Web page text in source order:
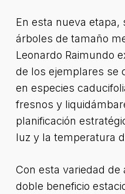
En esta nueva etapa,
árboles de tamaño
Leonardo Raimundo
de los ejemplares se
en especies
fresnos y
planificación
luz y la temperatura
Con esta variedad
doble beneficio